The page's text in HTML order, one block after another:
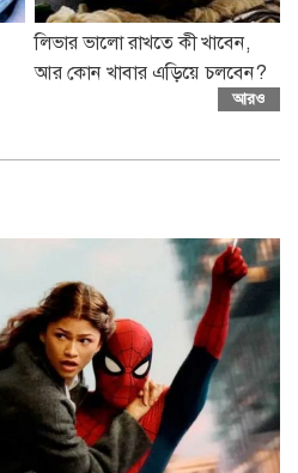
লিভার ভালো রাখতে কী খাবেন,
আর কোন খাবার এড়িয়ে চলবেন?
আরও